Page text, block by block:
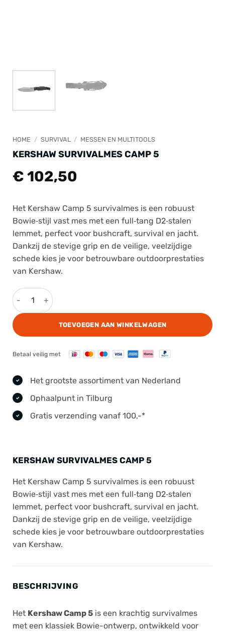
HOME / SURVIVAL / MESSEN EN MULTITOOLS
KERSHAW SURVIVALMES CAMP 5
€ 102,50
Het Kershaw Camp 5 survivalmes is een robuust
Bowie‑stijl vast mes met een full‑tang D2‑stalen
lemmet, perfect voor bushcraft, survival en jacht.
Dankzij de stevige grip en de veilige, veelzijdige
schede kies je voor betrouwbare outdoorprestaties
van Kershaw.
Kershaw Survivalmes Camp 5 aantal
TOEVOEGEN AAN WINKELWAGEN
Betaal veilig met
Het grootste assortiment van Nederland
Ophaalpunt in Tilburg
Gratis verzending vanaf 100,-*
KERSHAW SURVIVALMES CAMP 5
Het Kershaw Camp 5 survivalmes is een robuust
Bowie‑stijl vast mes met een full‑tang D2‑stalen
lemmet, perfect voor bushcraft, survival en jacht.
Dankzij de stevige grip en de veilige, veelzijdige
schede kies je voor betrouwbare outdoorprestaties
van Kershaw.
BESCHRIJVING
Het Kershaw Camp 5 is een krachtig survivalmes
met een klassiek Bowie-ontwerp, ontwikkeld voor